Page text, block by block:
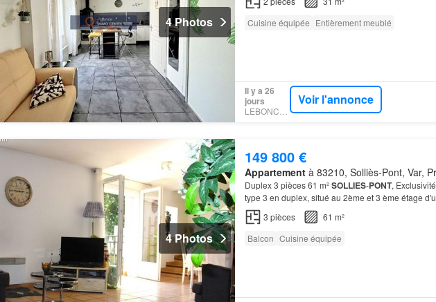
4 Photos
Cuisine équipée Entièrement meublé
Il y a 26
jours
LEBONCOIN
Voir l'annonce
4 Photos
149 800 €
Appartementà 83210, Solliès-Pont, Var,
Duplex 3 pièces 61 m²SOLLIES-PONT,
type 3 en duplex, situé au 2ème et 3 ème étage
appartement dispose d'un accès aux combles qui
3 pièces
61 m²
Balcon Cuisine équipée